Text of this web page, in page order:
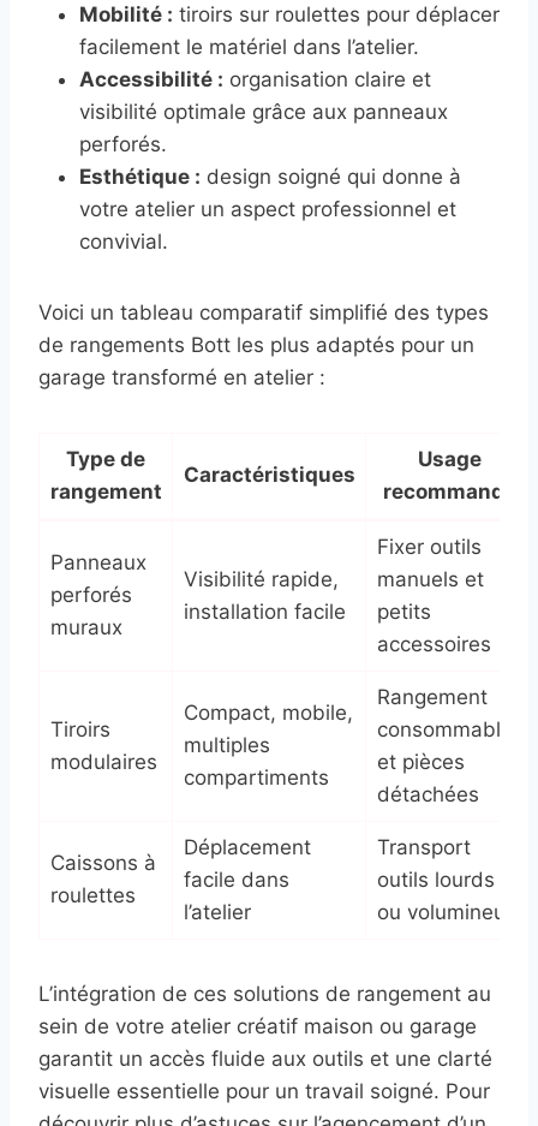
Mobilité : tiroirs sur roulettes pour déplacer
facilement le matériel dans l’atelier.
Accessibilité : organisation claire et
visibilité optimale grâce aux panneaux
perforés.
Esthétique : design soigné qui donne à
votre atelier un aspect professionnel et
convivial.
Voici un tableau comparatif simplifié des types
de rangements Bott les plus adaptés pour un
garage transformé en atelier :
Type de
rangement
Caractéristiques
Usage
recommandé
Panneaux
perforés
muraux
Visibilité rapide,
installation facile
Fixer outils
manuels et
petits
accessoires
Tiroirs
modulaires
Compact, mobile,
multiples
compartiments
Rangement
consommables
et pièces
détachées
Caissons à
roulettes
Déplacement
facile dans
l’atelier
Transport
outils lourds
ou volumineux
L’intégration de ces solutions de rangement au
sein de votre atelier créatif maison ou garage
garantit un accès fluide aux outils et une clarté
visuelle essentielle pour un travail soigné. Pour